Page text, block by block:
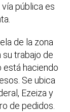
pública es
de la zona
su trabajo de
está haciendo
Se ubica
Ezeiza y
de pedidos.